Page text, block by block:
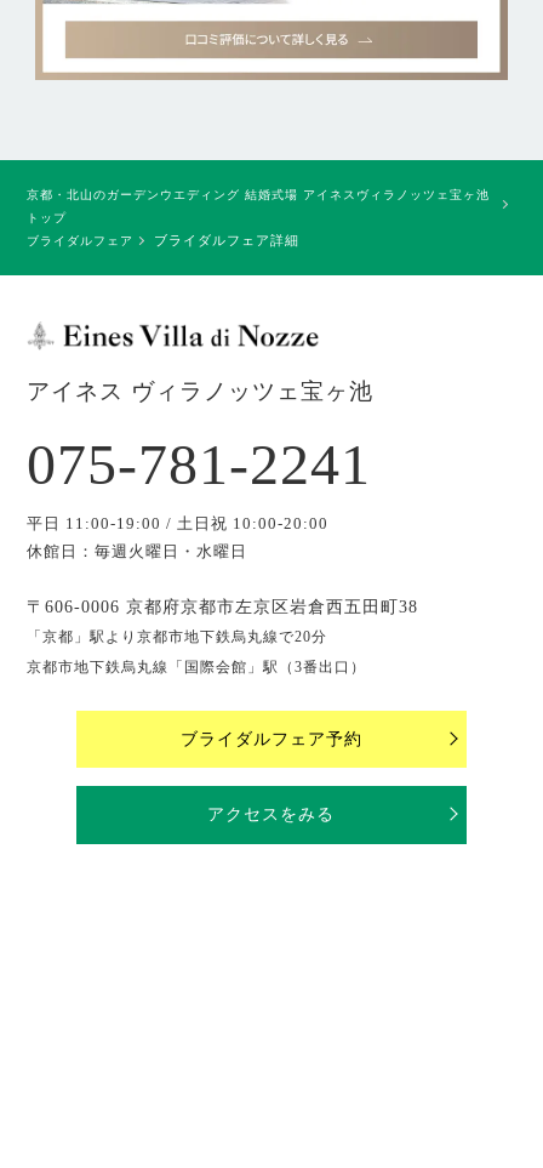
京都・北山のガーデンウエディング 結婚式場 アイネスヴィラノッツェ宝ヶ池
トップ
ブライダルフェア
ブライダルフェア詳細
アイネス ヴィラノッツェ宝ヶ池
075-781-2241
平日 11:00-19:00 / 土日祝 10:00-20:00
休館日：毎週火曜日・水曜日
〒606-0006 京都府京都市左京区岩倉西五田町38
「京都」駅より京都市地下鉄烏丸線で20分
京都市地下鉄烏丸線「国際会館」駅（3番出口）
ブライダルフェア予約
アクセスをみる